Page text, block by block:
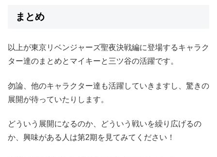
まとめ
以上が東京リベンジャーズ聖夜決戦編に登場するキャラク
ター達のまとめとマイキーと三ツ谷の活躍です。
勿論、他のキャラクター達も活躍していきますし、驚きの
展開が待っていたりします。
どういう展開になるのか、どういう戦いを繰り広げるの
か、興味がある人は第2期を見てみてください！